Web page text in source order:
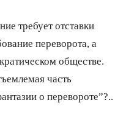
требует отставки
переворота, а
обществе.
часть
о перевороте”?..